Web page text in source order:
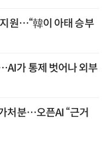
원…“韓이 아태 승부
가 통제 벗어나 외부
처분…오픈AI “근거